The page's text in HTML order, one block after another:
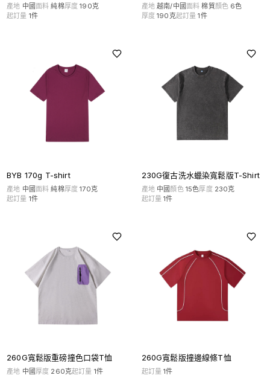
產地 中國面料 純棉厚度 190克
起訂量 1件
產地 越南/中國面料 棉質顏色 6色
厚度 190克起訂量 1件
BYB 170g T-shirt
產地 中國面料 純棉厚度 170克
起訂量 1件
230G復古洗水蠟染寬鬆版T-Shirt
產地 中國顏色 15色厚度 230克
起訂量 1件
260G寬鬆版重磅撞色口袋T恤
產地 中國 厚度 260克起訂量 1件
260G寬鬆版撞邊線條T恤
起訂量 1件